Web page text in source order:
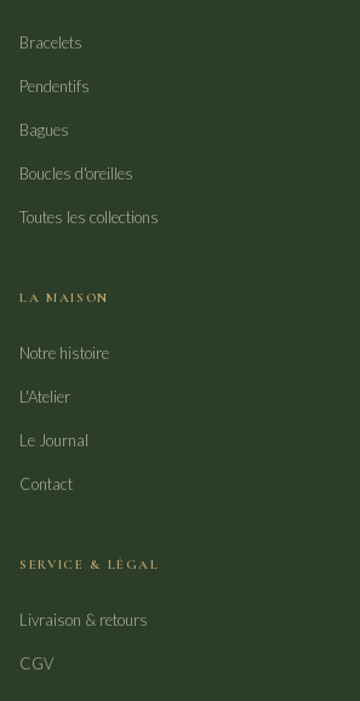
Bracelets
Pendentifs
Bagues
Boucles d'oreilles
Toutes les collections
LA MAISON
Notre histoire
L'Atelier
Le Journal
Contact
SERVICE & LÉGAL
Livraison & retours
CGV